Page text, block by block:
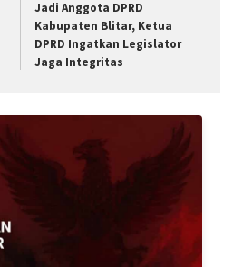
Jadi Anggota DPRD
Kabupaten Blitar, Ketua
DPRD Ingatkan Legislator
Jaga Integritas